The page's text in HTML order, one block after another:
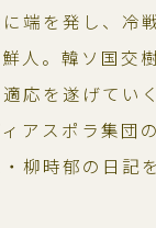
端を発し、冷
人。韓ソ国交
応を遂げてい
アスポラ集団
柳時郁の日記